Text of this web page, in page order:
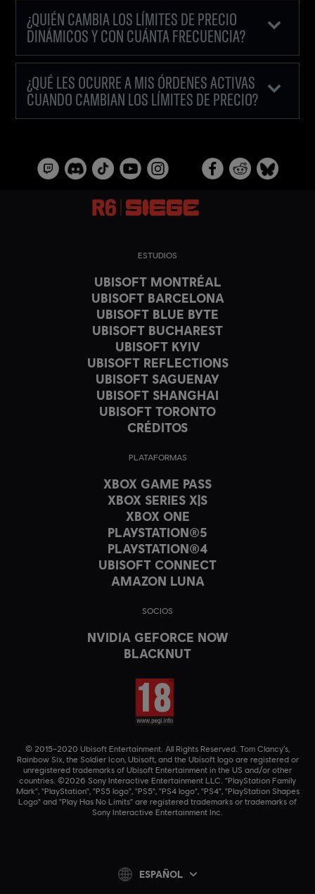
¿QUIÉN CAMBIA LOS LÍMITES DE PRECIO
DINÁMICOS Y CON CUÁNTA FRECUENCIA?
¿QUÉ LES OCURRE A MIS ÓRDENES ACTIVAS
CUANDO CAMBIAN LOS LÍMITES DE PRECIO?
ESTUDIOS
UBISOFT MONTRÉAL
UBISOFT BARCELONA
UBISOFT BLUE BYTE
UBISOFT BUCHAREST
UBISOFT KYIV
UBISOFT REFLECTIONS
UBISOFT SAGUENAY
UBISOFT SHANGHAI
UBISOFT TORONTO
CRÉDITOS
PLATAFORMAS
XBOX GAME PASS
XBOX SERIES X|S
XBOX ONE
PLAYSTATION®5
PLAYSTATION®4
UBISOFT CONNECT
AMAZON LUNA
SOCIOS
NVIDIA GEFORCE NOW
BLACKNUT
© 2015–2020 Ubisoft Entertainment. All Rights Reserved. Tom Clancy’s,
Rainbow Six, the Soldier Icon, Ubisoft, and the Ubisoft logo are registered or
unregistered trademarks of Ubisoft Entertainment in the US and/or other
countries. ©2026 Sony Interactive Entertainment LLC. "PlayStation Family
Mark", "PlayStation", "PS5 logo", "PS5", "PS4 logo", "PS4", "PlayStation Shapes
Logo" and "Play Has No Limits" are registered trademarks or trademarks of
Sony Interactive Entertainment Inc.
ESPAÑOL